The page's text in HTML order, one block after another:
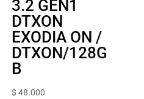
3.2 GEN1
DTXON
EXODIA ON /
DTXON/128G
B
$ 48.000